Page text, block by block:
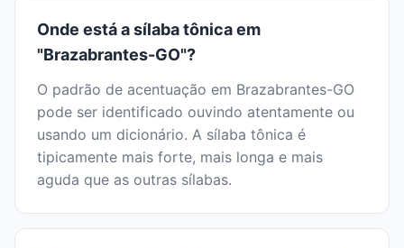
Onde está a sílaba tônica em
"Brazabrantes-GO"?
O padrão de acentuação em Brazabrantes-GO
pode ser identificado ouvindo atentamente ou
usando um dicionário. A sílaba tônica é
tipicamente mais forte, mais longa e mais
aguda que as outras sílabas.